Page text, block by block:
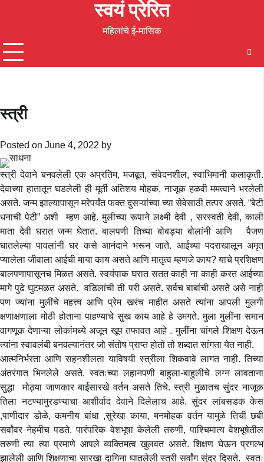
स्वयं प्रेरित
महिलांचे ई-मासिक
स्त्री
Posted on June 4, 2022 by
स्त्री देवाने बनवलेली एक अप्रतिम, मजबूत, संवेदनशील, स्वाभिमानी कलाकृती.
देवाच्या हातातून घडलेली ही मूर्ती अतिशय मोहक, नाजूक हळवी ममत्वाने भरलेली
असते. जन्म झाल्यापासून मरेपर्यंत फक्त दुसऱ्यांच्या च्या सेवेसाठी तत्पर असते. “बेटी
धनाची पेटी” अशी म्हण आहे. मुलीच्या रूपाने लक्ष्मी देवी , सरस्वती देवी, काली
माता देवी घरात जन्म घेतात. बालपणी तिच्या बोबड्या बोलांनी आणि पैजण
घातलेल्या पावलांनी घर कसे आनंदाने भरून जाते. आईच्या पदराखालून अमृत
प्यालेला जीवाला आईची माया काय असते आणि मातृत्व म्हणजे काय? याचे प्रशिक्षण
बालपणापासूनच मिळत असते. स्वयंपाक घरात सतत काही ना काही करत आईच्या
मागे पुढे घुटमळत असते. वडिलांची ती परी असते. सर्वच बाबांची असते असे नाही
पण ज्यांना मुलींचे महत्त्व आणि प्रेम खरंच माहीत असते त्यांना आपली मुलगी
क्षणाक्षणाला मोठी होताना पाहण्याचे सुख काय आहे हे उमगते. मुला मुलींना समान
वागणूक देणाऱ्या लोकांमध्ये अजून खूप तफावत आहे . मुलींना चांगले शिक्षण देऊन
त्यांना स्वावलंबी बनवल्यानंतर जो संतोष प्राप्त होतो तो शब्दात सांगता येत नाही.
आत्मनिर्भरता आणि सहनशीलता याविषयी स्त्रीला शिकवावे लागत नाही. तिच्या
अंतरंगात भिनलेले असते. स्वतःच्या लहानपणी बाहुला-बाहुलीचे लग्न लावताना
सुद्धा मोठ्या जाणकार बाईसारखे वर्तन असते तिचे. स्त्री मुळातच सुंदर नाजूक
तिला नटण्यामुरडण्याचा आशीर्वाद देवाने दिलेलाच आहे. सुंदर लांबसडक केस
,पाणीदार डोळे, कमनीय बांधा ,सुरेखा काया, मनमोहक वर्तन यामुळे तिची छबी
सर्वांवर नेहमीच पडते. पारंपरिक वेशभूषा केलेली तरुणी, पाश्चिमात्य वेशभूषेतील
तरुणी त्या त्या प्रमाणे आपले व्यक्तिमत्व खुलवत असते. शिक्षण घेऊन प्रगल्भ
झालेली आणि शिक्षणाचा सारखा दागिना घातलेली स्त्री सर्वांग सुंदर दिसते. स्वतः